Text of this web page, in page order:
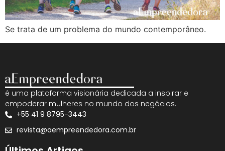
Se trata de um problema do mundo contemporâneo.
é uma plataforma visionária dedicada a inspirar e
empoderar mulheres no mundo dos negócios.
+55 41 9 8795-3443
revista@aempreendedora.com.br